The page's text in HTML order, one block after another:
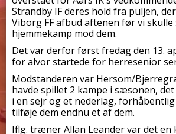
Strandby IF deres hold fra puljen,
Viborg FF afbud aftenen før vi skulle
hjemmekamp mod dem.
Det var derfor først fredag den 13.
for alvor startede for herresenior
Modstanderen var Hersom/
havde spillet 2 kampe i sæsonen,
i en sejr og et nederlag,
tilføje dem endnu et af dem.
Iflg. træner Allan Leander var det en